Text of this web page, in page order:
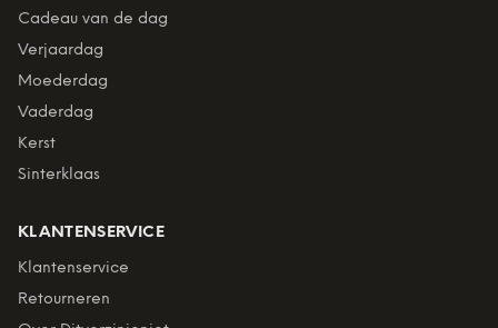
Cadeau van de dag
Verjaardag
Moederdag
Vaderdag
Kerst
Sinterklaas
KLANTENSERVICE
Klantenservice
Retourneren